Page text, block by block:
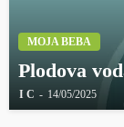
MOJA BEBA
Plodova
I C 14/05/2025